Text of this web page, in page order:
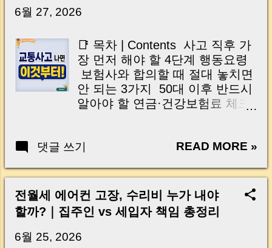
습니다. 잔금일은 ‘서류 몇 장 처리하는 날’이 아
이는 가장 긴장되는 순간 입니다. 실제로 제가
중개 현장에서 겪었던 일입니다. 금요일 오후 3
시, 이체 한도에 막혀 송금이 멈췄고 그 자리에
서 계약이 무산될 뻔한 아찔한 상황이 있었습니
다. 또 어떤 분은 이렇게 말씀하십니다. “내 대출
인데 왜 내 통장으로 안 들어오죠?” “매도인이 대
사실은 ‘구조’를 몰라서 생기는 걱정입니다. 그래
서 오늘은 잔금일에 실제로 돈이 어떻게 움직이
는지, 왜 사고가 나는지, 그리고 무엇을 꼭 준비
드리겠습니다. 이 글 하나만 제대로 이해하시면,
잔금일이 더 이상 두려운 날이 아니라 “내 집을
Introduction (Tap to expand) Have you ever
6월 27, 2026
📑 목차 | Contents 사고 직후 가
장 먼저 해야 할 4단계 행동요령
보험사와 합의할 때 절대 놓치면
안 되는 3가지 50대 이후 반드시
알아야 할 연금·건강보험료 체크
고 대처 체크리스트 🇺🇸 English
Do Immediately After a Traffic
Accident Three Insurance
Settlement Mistakes to Avoid
How to Protect Your Pension and
Retirement Savings Things You
댓글 쓰기 READ MORE »
전월세 에어컨 고장, 수리비 누가 내야
할까?｜집주인 vs 세입자 책임 총정리
6월 25, 2026